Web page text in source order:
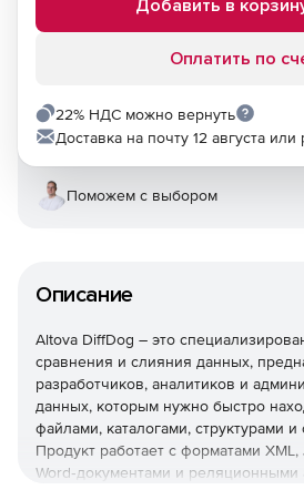
Описание
Altova DiffDog – это
сравнения и слияния данных,
разработчиков, аналитиков и
данных, которым нужно быстро
файлами, каталогами, структурами
Продукт работает с форматами XML,
Word‑документами и реляционными
Добавить в
Оплатить по
22% НДС можно вернуть
Доставка на почту 12 августа
Поможем с выбором